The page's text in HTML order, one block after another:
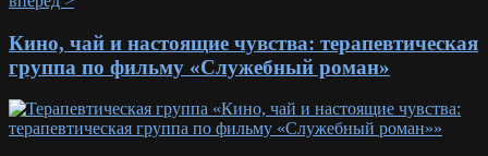
Кино, чай и настоящие чувства: терапевтическая
группа по фильму «Служебный роман»